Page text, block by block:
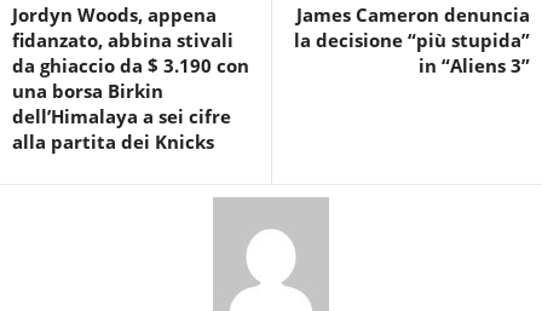
Jordyn Woods, appena
fidanzato, abbina stivali
da ghiaccio da $ 3.190 con
una borsa Birkin
dell’Himalaya a sei cifre
alla partita dei Knicks
James Cameron denuncia
la decisione “più stupida”
in “Aliens 3”